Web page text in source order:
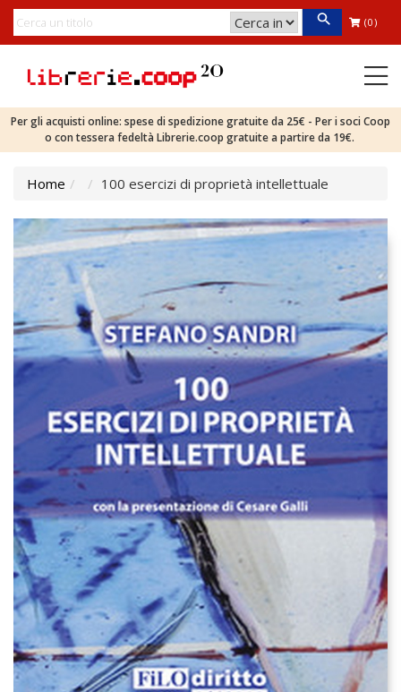
(0)
Per gli acquisti online: spese di spedizione gratuite da 25€ - Per i soci Coop
o con tessera fedeltà Librerie.coop gratuite a partire da 19€.
Home 100 esercizi di proprietà intellettuale